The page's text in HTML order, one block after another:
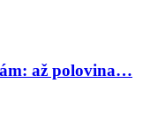
až polovina…